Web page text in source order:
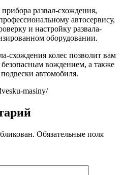
развал-схождения,
автосервису,
и настройку развала-
оборудовании.
схождения колес позволит вам
вождением, а также
автомобиля.
masiny/
Обязательные поля